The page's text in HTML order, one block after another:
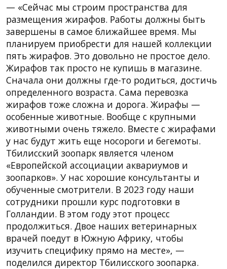
— «Сейчас мы строим пространства для
размещения жирафов. Работы должны быть
завершены в самое ближайшее время. Мы
планируем приобрести для нашей коллекции
пять жирафов. Это довольно не простое дело.
Жирафов так просто не купишь в магазине.
Сначала они должны где-то родиться, достичь
определенного возраста. Сама перевозка
жирафов тоже сложна и дорога. Жирафы —
особенные животные. Вообще с крупными
животными очень тяжело. Вместе с жирафами
у нас будут жить еще носороги и бегемоты.
Тбилисский зоопарк является членом
«Европейской ассоциации аквариумов и
зоопарков». У нас хорошие консультанты и
обученные смотрители. В 2023 году наши
сотрудники прошли курс подготовки в
Голландии. В этом году этот процесс
продолжиться. Двое наших ветеринарных
врачей поедут в Южную Африку, чтобы
изучить специфику прямо на месте», —
поделился директор Тбилисского зоопарка.